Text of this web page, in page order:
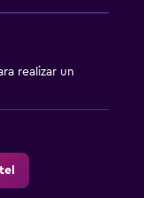
realizar un